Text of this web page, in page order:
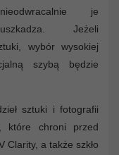
nieodwracalnie je
uszkadza. Jeżeli
wybór wysokiej
szybą będzie
sztuki i fotografii
które chroni przed
Clarity, a także szkło